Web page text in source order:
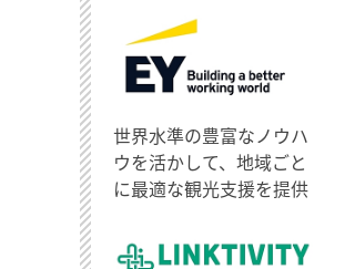
世界水準の豊富なノウハ
ウを活かして、地域ごと
に最適な観光支援を提供